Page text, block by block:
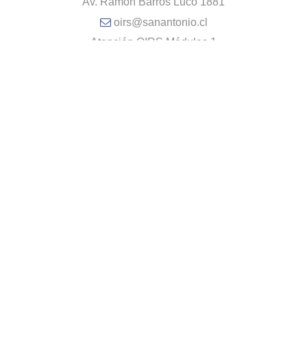
oirs@sanantonio.cl
Atención OIRS Módulos 1